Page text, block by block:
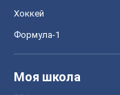
Хоккей
Формула-1
Моя школа